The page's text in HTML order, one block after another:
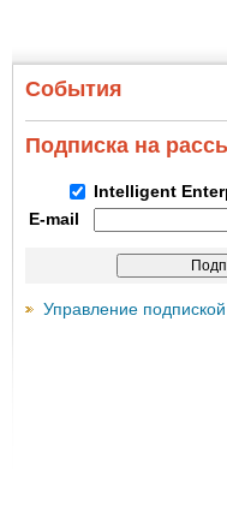
События
Подписка на
Intelligent
E-mail
Управление подпиской